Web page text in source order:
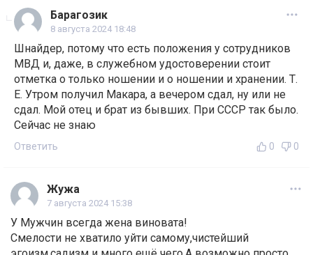
Барагозик
8 августа 2024 18:48
Шнайдер, потому что есть положения у сотрудников
МВД и, даже, в служебном удостоверении стоит
отметка о только ношении и о ношении и хранении. Т.
Е. Утром получил Макара, а вечером сдал, ну или не
сдал. Мой отец и брат из бывших. При СССР так было.
Сейчас не знаю
Ответить 0 0
Жужа
7 августа 2024 15:38
У Мужчин всегда жена виновата!
Смелости не хватило уйти самому,чистейший